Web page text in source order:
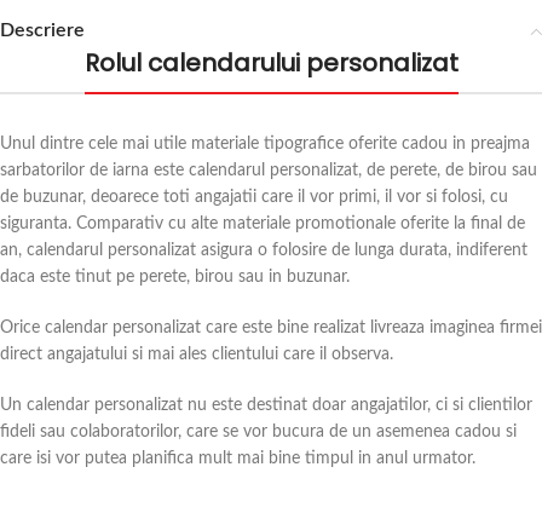
Descriere
Rolul calendarului personalizat
Unul dintre cele mai utile materiale tipografice oferite cadou in preajma
sarbatorilor de iarna este calendarul personalizat, de perete, de birou sau
de buzunar, deoarece toti angajatii care il vor primi, il vor si folosi, cu
siguranta. Comparativ cu alte materiale promotionale oferite la final de
an, calendarul personalizat asigura o folosire de lunga durata, indiferent
daca este tinut pe perete, birou sau in buzunar.
Orice calendar personalizat care este bine realizat livreaza imaginea firmei
direct angajatului si mai ales clientului care il observa.
Un calendar personalizat nu este destinat doar angajatilor, ci si clientilor
fideli sau colaboratorilor, care se vor bucura de un asemenea cadou si
care isi vor putea planifica mult mai bine timpul in anul urmator.